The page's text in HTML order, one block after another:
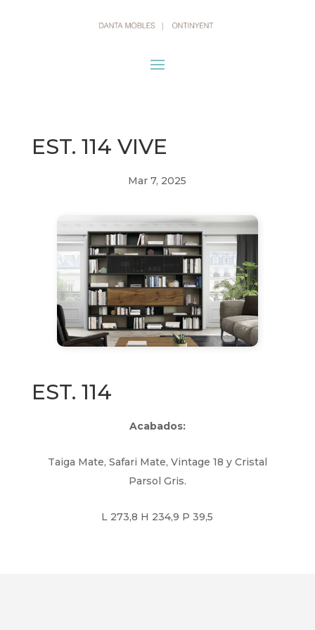
EST. 114 VIVE
Mar 7, 2025
EST. 114
Acabados:
Taiga Mate, Safari Mate, Vintage 18 y Cristal
Parsol Gris.
L 273,8 H 234,9 P 39,5